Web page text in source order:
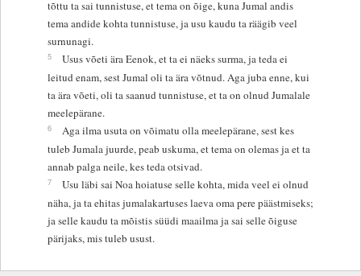
tõttu ta sai tunnistuse, et tema on õige, kuna Jumal andis
tema andide kohta tunnistuse, ja usu kaudu ta räägib veel
surnunagi.
5
Usus võeti ära Eenok, et ta ei näeks surma, ja teda ei
leitud enam, sest Jumal oli ta ära võtnud. Aga juba enne, kui
ta ära võeti, oli ta saanud tunnistuse, et ta on olnud Jumalale
meelepärane.
6
Aga ilma usuta on võimatu olla meelepärane, sest kes
tuleb Jumala juurde, peab uskuma, et tema on olemas ja et ta
annab palga neile, kes teda otsivad.
7
Usu läbi sai Noa hoiatuse selle kohta, mida veel ei olnud
näha, ja ta ehitas jumalakartuses laeva oma pere päästmiseks;
ja selle kaudu ta mõistis süüdi maailma ja sai selle õiguse
pärijaks, mis tuleb usust.